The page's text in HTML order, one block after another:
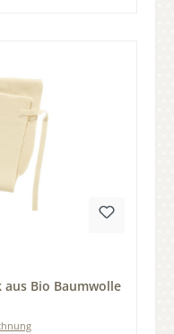
aus Bio Baumwolle